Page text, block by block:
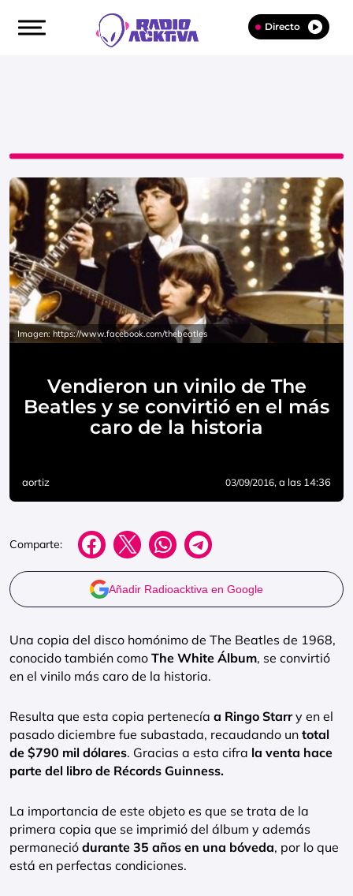
Directo
Imagen: https://www.facebook.com/thebeatles
Vendieron un vinilo de The
Beatles y se convirtió en el más
caro de la historia
aortiz 03/09/2016, a las 14:36
Comparte:
Añadir Radioacktiva en Google
Una copia del disco homónimo de The Beatles de 1968,
conocido también como The White Álbum, se convirtió
en el vinilo más caro de la historia.
Resulta que esta copia pertenecía a Ringo Starry en el
pasado diciembre fue subastada, recaudando un total
de $790 mil dólares. Gracias a esta cifra la venta hace
parte del libro de Récords Guinness.
La importancia de este objeto es que se trata de la
primera copia que se imprimió del álbum y además
permaneció durante 35 años en una bóveda, por lo que
está en perfectas condiciones.